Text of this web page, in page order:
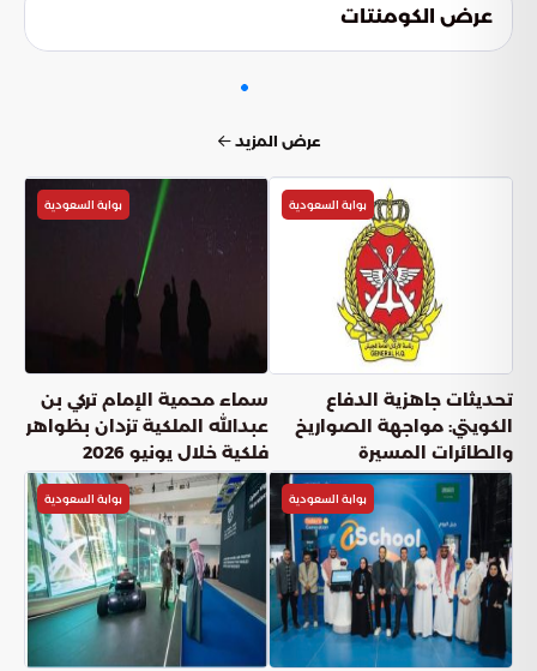
حماية الأرواح في كافة شواطئ المملكة.
عرض الكومنتات
عرض المزيد
بوابة السعودية
تحديثات جاهزية الدفاع
الكويتي: مواجهة الصواريخ
والطائرات المسيرة
بوابة السعودية
سماء محمية الإمام تركي بن
عبدالله الملكية تزدان بظواهر
فلكية خلال يونيو 2026
بوابة السعودية بوابة السعودية